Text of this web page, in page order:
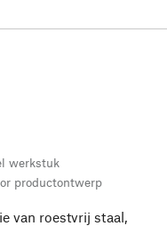
werkstuk
productontwerp
van roestvrij staal,